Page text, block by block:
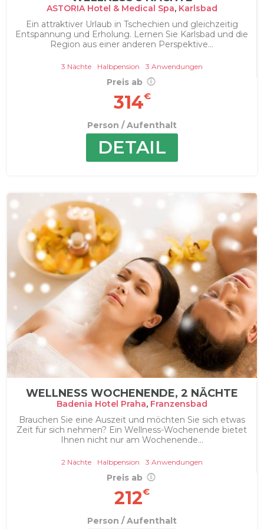
ASTORIA Hotel & Medical Spa, Karlsbad
Ein attraktiver Urlaub in Tschechien und gleichzeitig
Entspannung und Erholung. Lernen Sie Karlsbad und die
Region aus einer anderen Perspektive...
3 Nächte Halbpension 3 Anwendungen
Preis ab
314€
Person / Aufenthalt
DETAIL
WELLNESS WOCHENENDE, 2 NÄCHTE
Badenia Hotel Praha, Franzensbad
Brauchen Sie eine Auszeit und möchten Sie sich etwas
Zeit für sich nehmen? Ein Wellness-Wochenende bietet
Ihnen nicht nur am Wochenende...
2 Nächte Halbpension 3 Anwendungen
Preis ab
212€
Person / Aufenthalt